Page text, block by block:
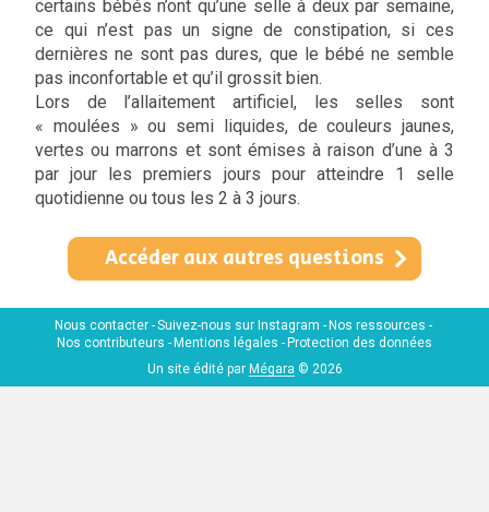
certains bébés n’ont qu’une selle à deux par semaine,
ce qui n’est pas un signe de constipation, si ces
dernières ne sont pas dures, que le bébé ne semble
pas inconfortable et qu’il grossit bien.
Lors de l’allaitement artificiel, les selles sont
« moulées » ou semi liquides, de couleurs jaunes,
vertes ou marrons et sont émises à raison d’une à 3
par jour les premiers jours pour atteindre 1 selle
quotidienne ou tous les 2 à 3 jours.
Accéder aux autres questions
Nous contacter Suivez-nous sur Instagram
Nos ressources
Nos contributeurs
Mentions légales
Protection des données
Un site édité par Mégara © 2026